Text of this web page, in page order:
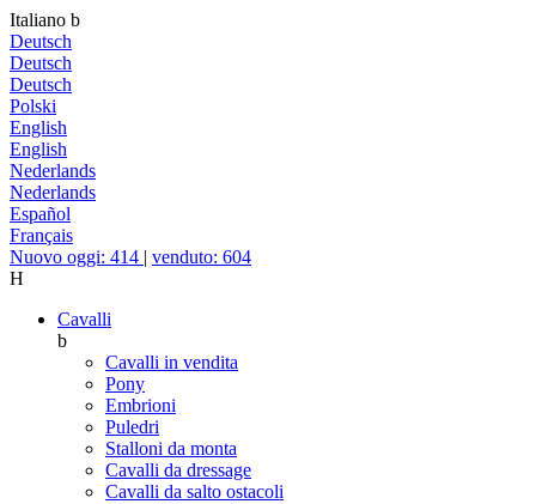
Italiano b
Deutsch
Deutsch
Deutsch
Polski
English
English
Nederlands
Nederlands
Español
Français
Nuovo oggi: 414 | venduto: 604
H
Cavalli
b
Cavalli in vendita
Pony
Embrioni
Puledri
Stalloni da monta
Cavalli da dressage
Cavalli da salto ostacoli